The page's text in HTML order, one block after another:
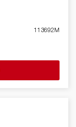
113692M